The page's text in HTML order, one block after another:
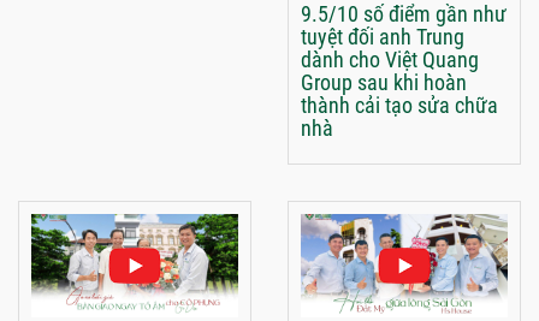
9.5/10 số điểm gần như
tuyệt đối anh Trung
dành cho Việt Quang
Group sau khi hoàn
thành cải tạo sửa chữa
nhà